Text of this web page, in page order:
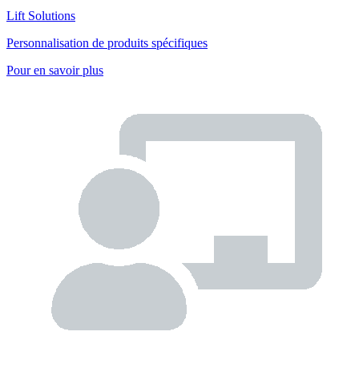
Lift Solutions
Personnalisation de produits spécifiques
Pour en savoir plus